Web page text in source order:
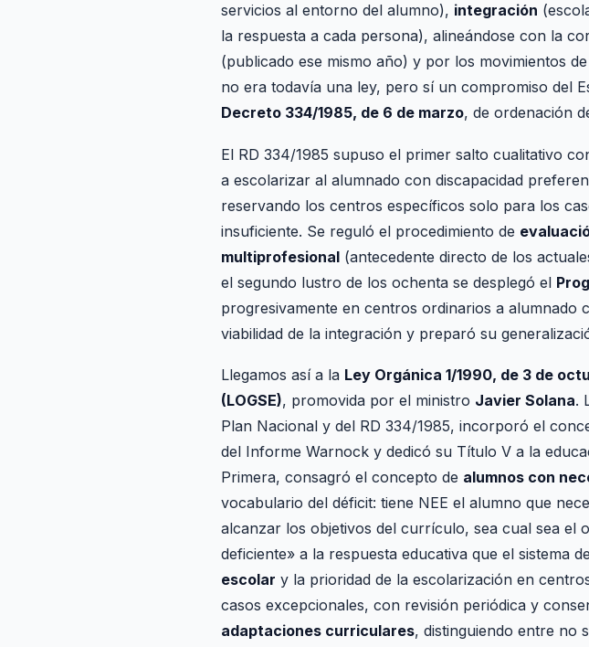
servicios al entorno del alumno), integración
la respuesta a cada persona), alineándose con la
(publicado ese mismo año) y por los movimientos
no era todavía una ley, pero sí un compromiso del
Decreto 334/1985, de 6 de marzo, de ordenación
El RD 334/1985 supuso el primer salto cualitativo
a escolarizar al alumnado con discapacidad
reservando los centros específicos solo para los
insuficiente. Se reguló el procedimiento de
multiprofesional (antecedente directo de los
el segundo lustro de los ochenta se desplegó el
progresivamente en centros ordinarios a alumnado
viabilidad de la integración y preparó su
Llegamos así a la Ley Orgánica 1/1990, de 3 de
(LOGSE), promovida por el ministro Javier Solana.
Plan Nacional y del RD 334/1985, incorporó el
del Informe Warnock y dedicó su Título V a la
Primera, consagró el concepto de alumnos con
vocabulario del déficit: tiene NEE el alumno que
alcanzar los objetivos del currículo, sea cual sea el
deficiente» a la respuesta educativa que el sistema
escolar y la prioridad de la escolarización en
casos excepcionales, con revisión periódica y
adaptaciones curriculares, distinguiendo entre no